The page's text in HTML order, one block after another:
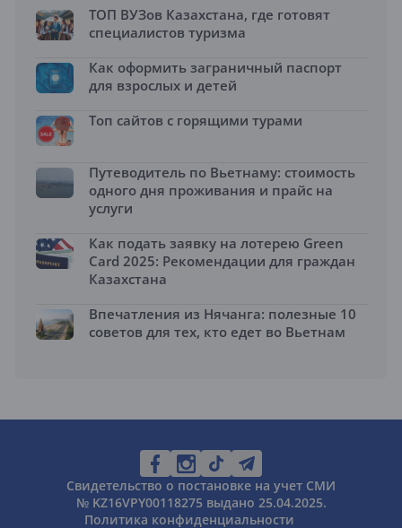
ТОП ВУЗов Казахстана, где готовят
специалистов туризма
Как оформить заграничный паспорт
для взрослых и детей
Топ сайтов с горящими турами
Путеводитель по Вьетнаму: стоимость
одного дня проживания и прайс на
услуги
Как подать заявку на лотерею Green
Card 2025: Рекомендации для граждан
Казахстана
Впечатления из Нячанга: полезные 10
советов для тех, кто едет во Вьетнам
Свидетельство о постановке на учет СМИ
№ KZ16VPY00118275 выдано 25.04.2025.
Политика конфиденциальности